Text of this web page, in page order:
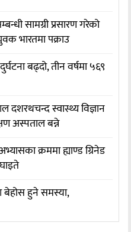
सामग्री प्रसारण गरेको
भारतमा पक्राउ
बढ्दो, तीन वर्षमा ५६९
दशरथचन्द स्वास्थ्य विज्ञान
अस्पताल बन्ने
क्रममा ह्याण्ड ग्रिनेड
बेहोस हुने समस्या,